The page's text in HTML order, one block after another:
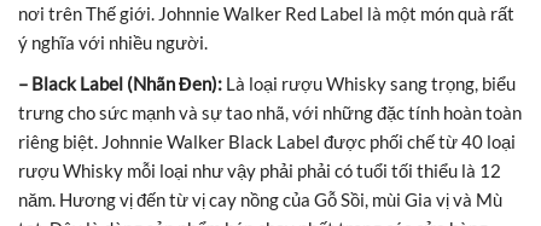
nơi trên Thế giới. Johnnie Walker Red Label là một món quà rất
ý nghĩa với nhiều người.
– Black Label (Nhãn Đen): Là loại rượu Whisky sang trọng, biểu
trưng cho sức mạnh và sự tao nhã, với những đặc tính hoàn toàn
riêng biệt. Johnnie Walker Black Label được phối chế từ 40 loại
rượu Whisky mỗi loại như vậy phải phải có tuổi tối thiểu là 12
năm. Hương vị đến từ vị cay nồng của Gỗ Sồi, mùi Gia vị và Mù